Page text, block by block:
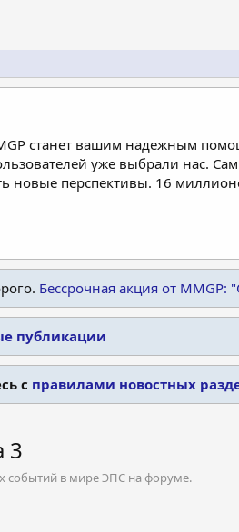
станет вашим надежным
уже выбрали нас.
новые перспективы. 16
Бессрочная акция от
публикации
с правилами новостных
3
событий в мире ЭПС на форуме.